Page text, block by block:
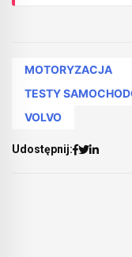
MOTORYZACJA
TESTY
VOLVO
Udostępnij: